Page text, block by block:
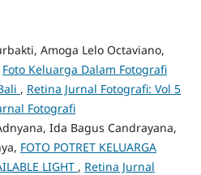
Amoga Lelo Octaviano,
Foto Keluarga Dalam Fotografi
, Retina Jurnal Fotografi: Vol 5
Fotografi
Ida Bagus Candrayana,
FOTO POTRET KELUARGA
LIGHT , Retina Jurnal